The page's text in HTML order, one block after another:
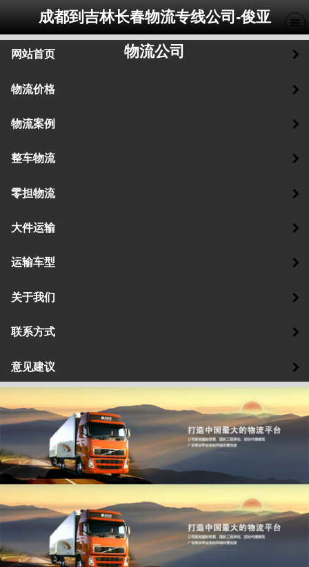
成都到吉林长春物流专线公司-俊亚
物流公司
网站首页
物流价格
物流案例
整车物流
零担物流
大件运输
运输车型
关于我们
联系方式
意见建议